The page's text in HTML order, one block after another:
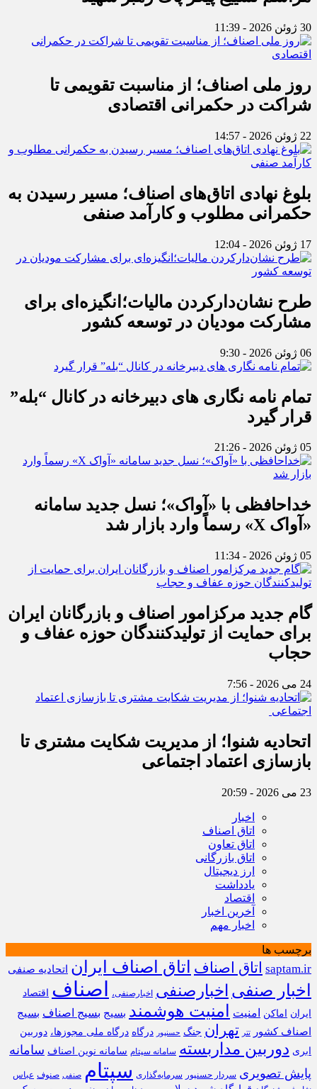
30 ژوئن 2026 - 11:39
روز ملی اصناف؛ از مناسبت تقویمی تا
شراکت در حکمرانی اقتصادی
22 ژوئن 2026 - 14:57
بلوغ نهادی اتاق‌های اصناف؛ مسیر رسیدن به
حکمرانی مطلوب و کارآمد صنفی
17 ژوئن 2026 - 12:04
طرح نشان‌دارکردن مالیات؛انگیزه‌ای برای
مشارکت مودیان در توسعه کشور
06 ژوئن 2026 - 9:30
تمام نامه نگاری های دبیرخانه در کانال “بله”
قرار گیرد
05 ژوئن 2026 - 21:26
خداحافظی با «آواک»؛ نسل جدید سامانه
«آواک X» رسماً وارد بازار شد
05 ژوئن 2026 - 11:34
گام جدید مرکزامور اصناف و بازرگانان ایران
برای حمایت از تولیدکنندگان حوزه عفاف و
حجاب
24 می 2026 - 7:56
اتحادیه شنوا؛ از مدیریت شکایت مشتری تا
بازسازی اعتماد اجتماعی ‌
23 می 2026 - 20:59
اخبار
اتاق اصناف
اتاق تعاون
اتاق بازرگانی
ارز دیجیتال
یادداشت
اقتصاد
آخرین اخبار
اخبار مهم
برچسب ها
saptam.ir اتاق اصناف اتاق اصناف ایران اتحادیه صنفی
اخبار صنفی اخبارصنفی اخبارصنفی، اصناف
اقتصاد
ایران
اماکن امنیت امنیت هوشمند بسیج بسیج اصناف بسیج
اصناف کشور
تتر تهران جنگ حسنپور درگاه درگاه ملی مجوزها، دوربین
ابری دوربین مداربسته سامانه سپتام سامانه نوین اصناف سامانه
پایش تصویری سردار حسنپور سرمایه‌گذاری سپتام صنفی صنوف عباس